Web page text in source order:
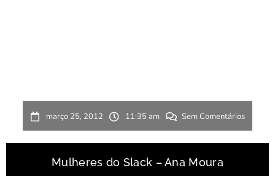
março 25, 2012 11:35 am Sem Comentários
Mulheres do Slack – Ana Moura